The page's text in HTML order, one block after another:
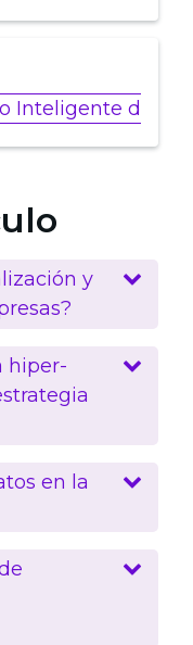
Inteligente de
y
hiper-
en la